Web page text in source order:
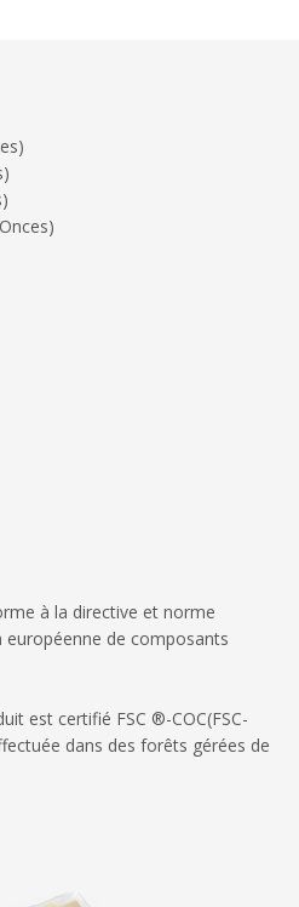
à la directive et norme
européenne de composants
est certifié FSC ®-COC(FSC-
dans des forêts gérées de